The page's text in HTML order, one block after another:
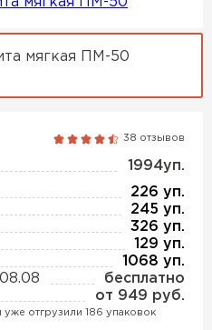
38 отзывов
1994уп.
226 уп.
245 уп.
326 уп.
129 уп.
1068 уп.
бесплатно
от 949 руб.
отгрузили 186 упаковок
MasterPLEX
Дирок